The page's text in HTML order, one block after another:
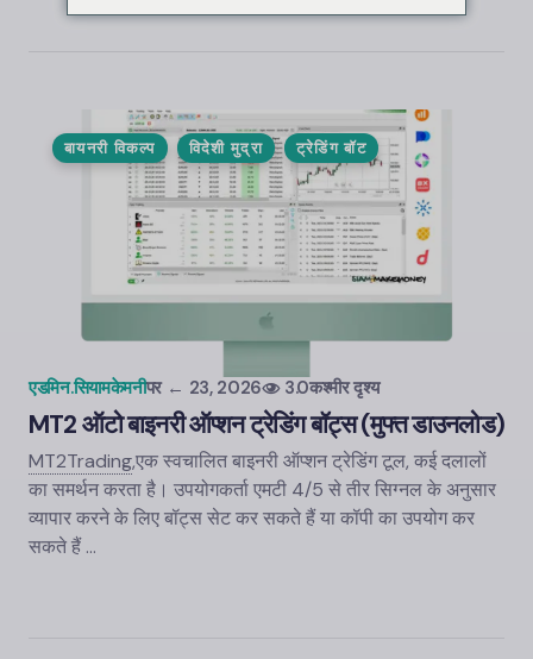
बायनरी विकल्प विदेशी मुद्रा ट्रेडिंग बॉट
एडमिन.सियामकेमनीपर ← 23, 2026 3.0कश्मीर दृश्य
MT2 ऑटो बाइनरी ऑप्शन ट्रेडिंग बॉट्स (मुफ्त डाउनलोड)
MT2Trading,एक स्वचालित बाइनरी ऑप्शन ट्रेडिंग टूल, कई दलालों
का समर्थन करता है। उपयोगकर्ता एमटी 4/5 से तीर सिग्नल के अनुसार
व्यापार करने के लिए बॉट्स सेट कर सकते हैं या कॉपी का उपयोग कर
सकते हैं ...